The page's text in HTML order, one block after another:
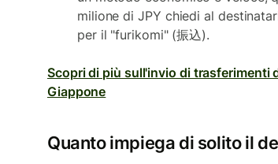
milione di JPY chiedi al
per il "furikomi" (振込).
Scopri di più sull'invio di trasferimenti
Giappone
Quanto impiega di solito il